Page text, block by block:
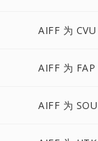
AIFF 为 CVU
AIFF 为 FAP
AIFF 为 SOU